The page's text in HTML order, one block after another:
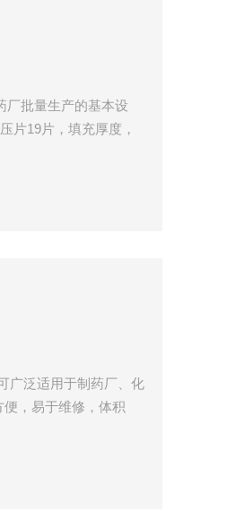
厂批量生产的基本设
片19片，填充厚度，
广泛适用于制药厂、化
，易于维修，体积
行业压制各种类似产